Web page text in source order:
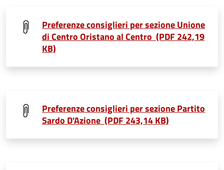
Preferenze consiglieri per sezione Unione
di Centro Oristano al Centro (PDF 242,19
KB)
Preferenze consiglieri per sezione Partito
Sardo D'Azione (PDF 243,14 KB)